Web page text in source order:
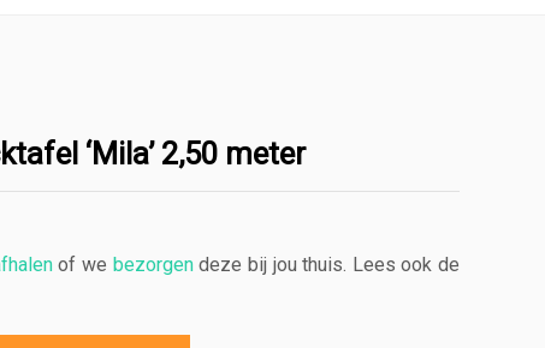
‘Mila’ 2,50 meter
of we bezorgendeze bij jou thuis. Lees ook de